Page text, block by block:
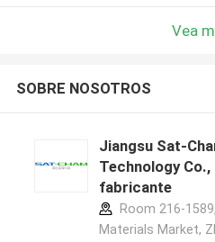
Vea
SOBRE NOSOTROS
Jiangsu Sat-
Technology
fabricante
Room 216-
Materials Market,